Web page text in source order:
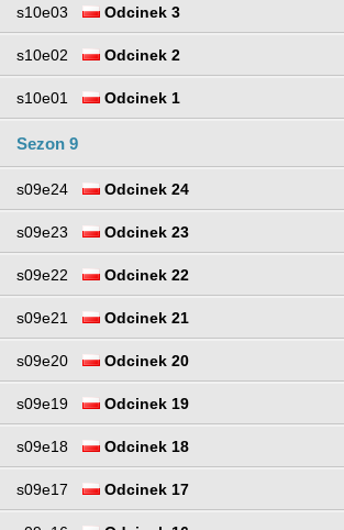
s10e03 Odcinek 3
s10e02 Odcinek 2
s10e01 Odcinek 1
Sezon 9
s09e24 Odcinek 24
s09e23 Odcinek 23
s09e22 Odcinek 22
s09e21 Odcinek 21
s09e20 Odcinek 20
s09e19 Odcinek 19
s09e18 Odcinek 18
s09e17 Odcinek 17